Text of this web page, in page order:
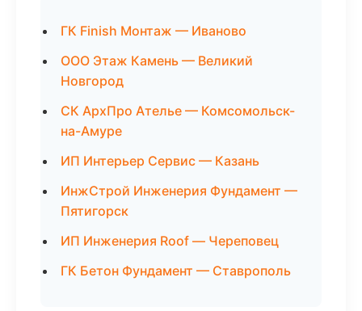
ГК Finish Монтаж — Иваново
ООО Этаж Камень — Великий
Новгород
СК АрхПро Ателье — Комсомольск-
на-Амуре
ИП Интерьер Сервис — Казань
ИнжСтрой Инженерия Фундамент —
Пятигорск
ИП Инженерия Roof — Череповец
ГК Бетон Фундамент — Ставрополь